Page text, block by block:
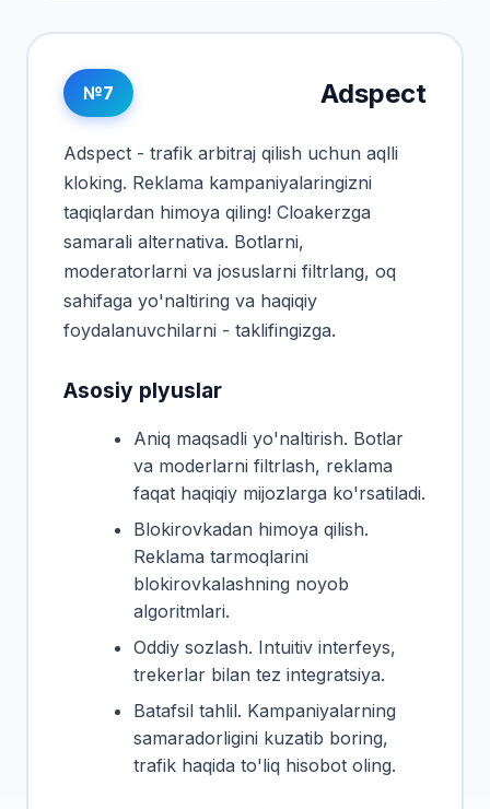
№7 Adspect
Adspect - trafik arbitraj qilish uchun aqlli
kloking. Reklama kampaniyalaringizni
taqiqlardan himoya qiling! Cloakerzga
samarali alternativa. Botlarni,
moderatorlarni va josuslarni filtrlang, oq
sahifaga yo'naltiring va haqiqiy
foydalanuvchilarni - taklifingizga.
Asosiy plyuslar
Aniq maqsadli yo'naltirish. Botlar
va moderlarni filtrlash, reklama
faqat haqiqiy mijozlarga ko'rsatiladi.
Blokirovkadan himoya qilish.
Reklama tarmoqlarini
blokirovkalashning noyob
algoritmlari.
Oddiy sozlash. Intuitiv interfeys,
trekerlar bilan tez integratsiya.
Batafsil tahlil. Kampaniyalarning
samaradorligini kuzatib boring,
trafik haqida to'liq hisobot oling.